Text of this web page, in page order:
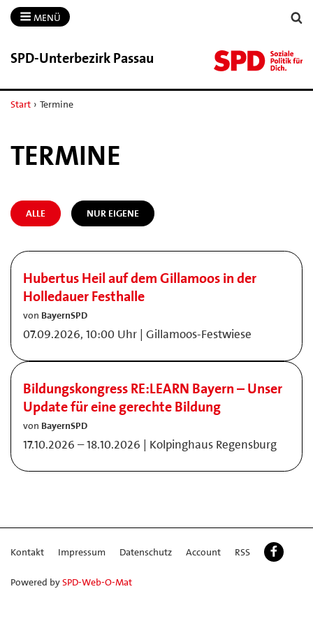
MENÜ
SPD-​Unterbezirk Passau
Start › Termine
TERMINE
ALLE NUR EIGENE
Hubertus Heil auf dem Gillamoos in der
Holledauer Festhalle
von BayernSPD
07.09.2026, 10:00 Uhr | Gillamoos-Festwiese
Bildungskongress RE:LEARN Bayern – Unser
Update für eine gerechte Bildung
von BayernSPD
17.10.2026 – 18.10.2026 | Kolpinghaus Regensburg
Kontakt Impressum Datenschutz Account RSS
Powered bySPD-Web-O-Mat